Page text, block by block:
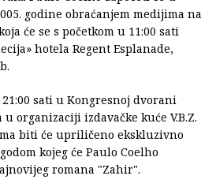
godine obraćanjem medijima na
će se s početkom u 11:00 sati
hotela Regent Esplanade,
21:00 sati u Kongresnoj dvorani
u organizaciji izdavačke kuće V.B.Z.
biti će upriličeno ekskluzivno
kojeg će Paulo Coelho
romana "Zahir".